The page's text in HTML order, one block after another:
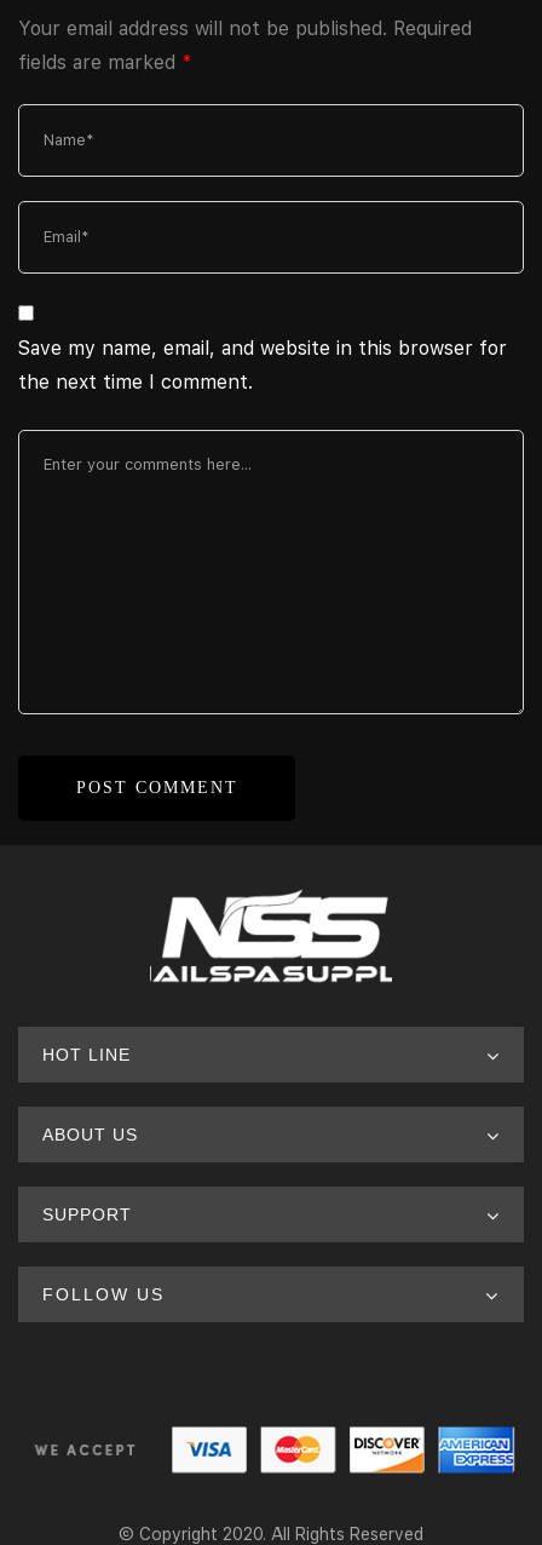
Your email address will not be published. Required
fields are marked *
Save my name, email, and website in this browser for
the next time I comment.
HOT LINE
ABOUT US
SUPPORT
FOLLOW US
© Copyright 2020. All Rights Reserved